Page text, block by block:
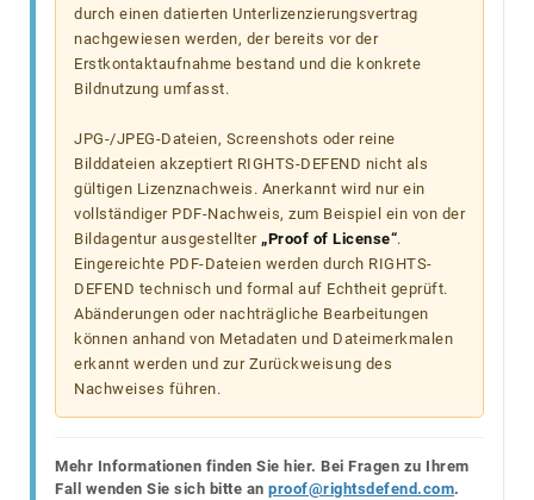
durch einen datierten Unterlizenzierungsvertrag
nachgewiesen werden, der bereits vor der
Erstkontaktaufnahme bestand und die konkrete
Bildnutzung umfasst.
JPG-/JPEG-Dateien, Screenshots oder reine
Bilddateien akzeptiert RIGHTS-DEFEND nicht als
gültigen Lizenznachweis. Anerkannt wird nur ein
vollständiger PDF-Nachweis, zum Beispiel ein von der
Bildagentur ausgestellter „Proof of License“.
Eingereichte PDF-Dateien werden durch RIGHTS-
DEFEND technisch und formal auf Echtheit geprüft.
Abänderungen oder nachträgliche Bearbeitungen
können anhand von Metadaten und Dateimerkmalen
erkannt werden und zur Zurückweisung des
Nachweises führen.
Mehr Informationen finden Sie hier. Bei Fragen zu Ihrem
Fall wenden Sie sich bitte an proof@rightsdefend.com.